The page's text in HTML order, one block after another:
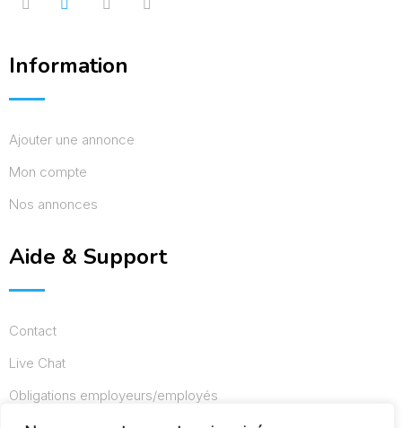
Information
Ajouter une annonce
Mon compte
Nos annonces
Aide & Support
Contact
Live Chat
Obligations employeurs/employés